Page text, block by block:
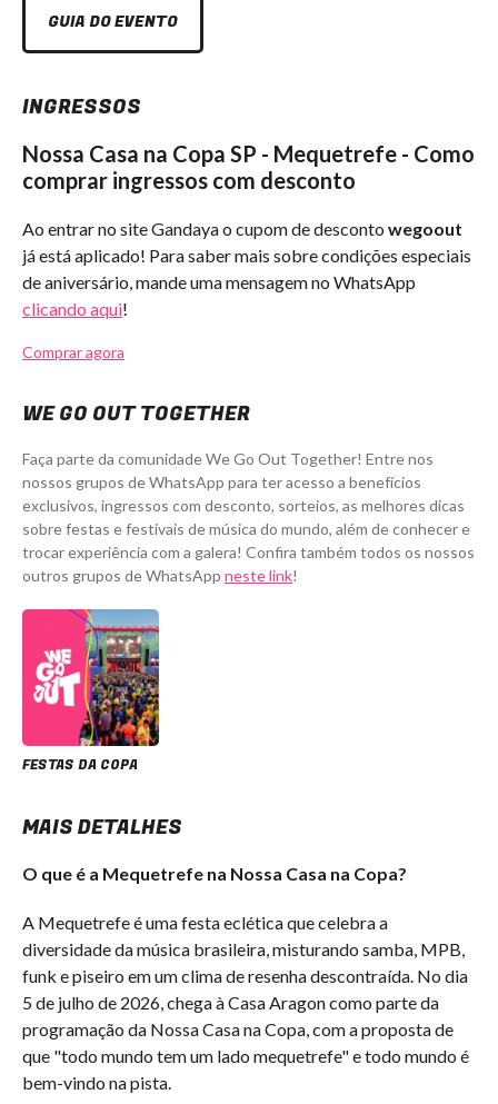
GUIA DO EVENTO
INGRESSOS
Nossa Casa na Copa SP - Mequetrefe - Como
comprar ingressos com desconto
Ao entrar no site Gandaya o cupom de desconto wegoout
já está aplicado! Para saber mais sobre condições especiais
de aniversário, mande uma mensagem no WhatsApp
clicando aqui!
Comprar agora
WE GO OUT TOGETHER
Faça parte da comunidade We Go Out Together! Entre nos
nossos grupos de WhatsApp para ter acesso a benefícios
exclusivos, ingressos com desconto, sorteios, as melhores dicas
sobre festas e festivais de música do mundo, além de conhecer e
trocar experiência com a galera! Confira também todos os nossos
outros grupos de WhatsApp neste link!
FESTAS DA COPA
MAIS DETALHES
O que é a Mequetrefe na Nossa Casa na Copa?
A Mequetrefe é uma festa eclética que celebra a
diversidade da música brasileira, misturando samba, MPB,
funk e piseiro em um clima de resenha descontraída. No dia
5 de julho de 2026, chega à Casa Aragon como parte da
programação da Nossa Casa na Copa, com a proposta de
que "todo mundo tem um lado mequetrefe" e todo mundo é
bem-vindo na pista.